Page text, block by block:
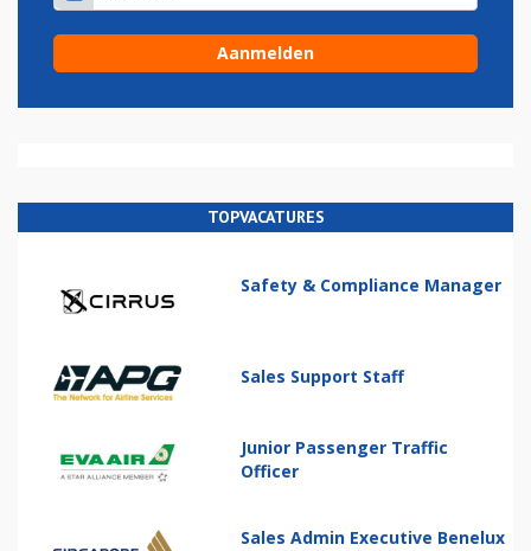
TOPVACATURES
Safety & Compliance Manager
Sales Support Staff
Junior Passenger Traffic
Officer
Sales Admin Executive Benelux